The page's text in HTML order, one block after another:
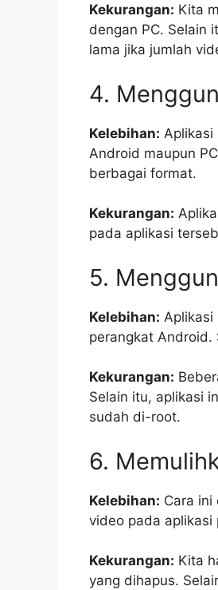
Kekurangan: Kita
dengan PC. Selain
lama jika jumlah
4.
Kelebihan: Aplikasi
Android maupun
berbagai format.
Kekurangan:
pada aplikasi
5.
Kelebihan:
perangkat Android.
Kekurangan:
Selain itu, aplikasi
sudah di-root.
6.
Kelebihan: Cara ini
video pada aplikasi
Kekurangan: Kita
yang dihapus.